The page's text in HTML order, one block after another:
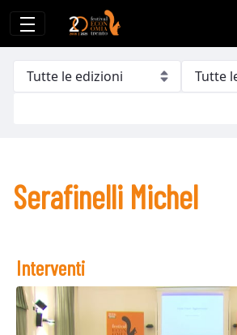
Serafinelli Michel
Serafinelli Michel
Interventi